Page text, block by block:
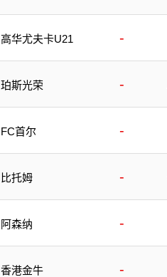
高华尤夫卡U21 -
珀斯光荣 -
FC首尔 -
比托姆 -
阿森纳 -
香港金牛 -